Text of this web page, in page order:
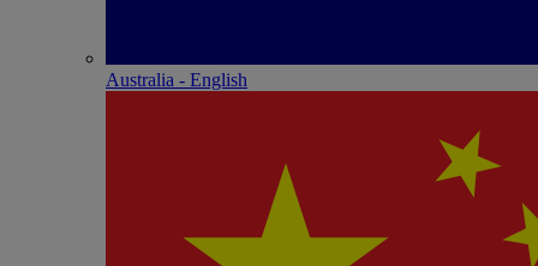
Australia - English